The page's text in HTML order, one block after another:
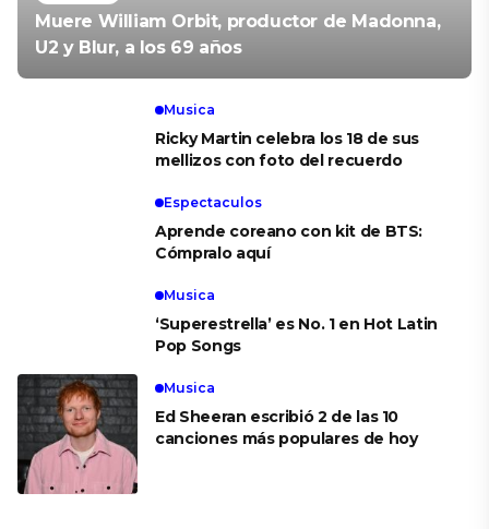
Muere William Orbit, productor de Madonna,
U2 y Blur, a los 69 años
Musica
Ricky Martin celebra los 18 de sus
mellizos con foto del recuerdo
Espectaculos
Aprende coreano con kit de BTS:
Cómpralo aquí
Musica
‘Superestrella’ es No. 1 en Hot Latin
Pop Songs
Musica
Ed Sheeran escribió 2 de las 10
canciones más populares de hoy